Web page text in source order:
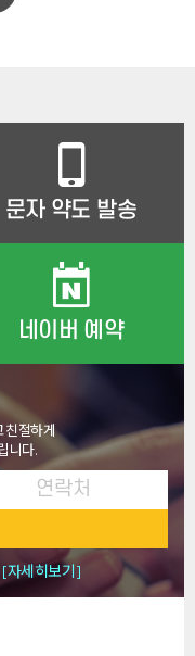
문자 약도 발송
네이버 예약
친절하게
니다.
[자세히보기]